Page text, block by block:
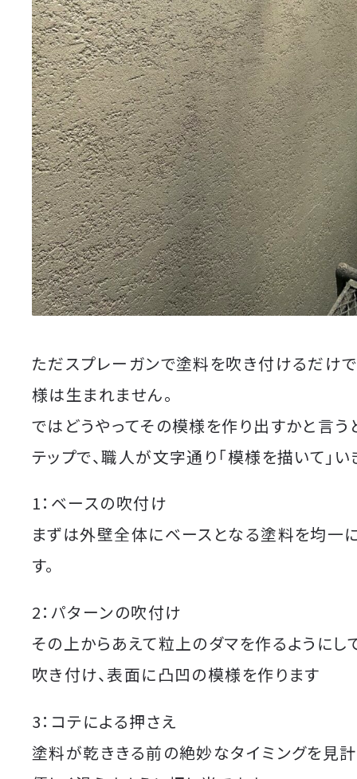
ただスプレーガンで塗料を吹き付けるだけ
様は生まれません。
ではどうやってその模様を作り出すかと言う
テップで、職人が文字通り「模様を描いて」い
1：ベースの吹付け
まずは外壁全体にベースとなる塗料を均一
す。
2：パターンの吹付け
その上からあえて粒上のダマを作るようにし
吹き付け、表面に凸凹の模様を作ります
3：コテによる押さえ
塗料が乾ききる前の絶妙なタイミングを見計